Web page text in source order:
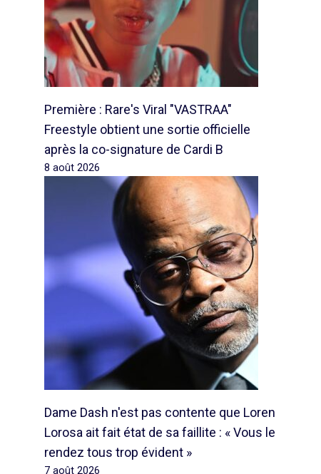
Première : Rare's Viral "VASTRAA"
Freestyle obtient une sortie officielle
après la co-signature de Cardi B
8 août 2026
Dame Dash n'est pas contente que Loren
Lorosa ait fait état de sa faillite : « Vous le
rendez tous trop évident »
7 août 2026